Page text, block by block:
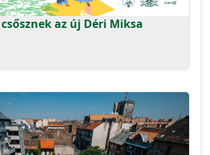
az új Déri Miksa